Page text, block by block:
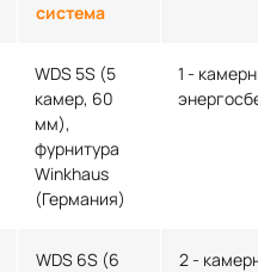
система
WDS 5S (5
камер, 60
мм),
фурнитура
Winkhaus
(Германия)
1 -
WDS 6S (6
2 -